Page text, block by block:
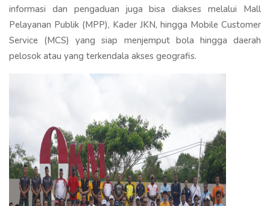
informasi dan pengaduan juga bisa diakses melalui Mall
Pelayanan Publik (MPP), Kader JKN, hingga Mobile Customer
Service (MCS) yang siap menjemput bola hingga daerah
pelosok atau yang terkendala akses geografis.